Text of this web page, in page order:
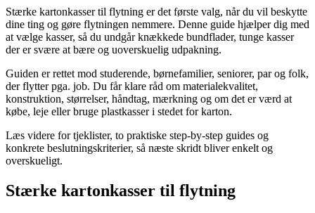
Stærke kartonkasser til flytning er det første valg, når du vil beskytte
dine ting og gøre flytningen nemmere. Denne guide hjælper dig med
at vælge kasser, så du undgår knækkede bundflader, tunge kasser
der er svære at bære og uoverskuelig udpakning.
Guiden er rettet mod studerende, børnefamilier, seniorer, par og folk,
der flytter pga. job. Du får klare råd om materialekvalitet,
konstruktion, størrelser, håndtag, mærkning og om det er værd at
købe, leje eller bruge plastkasser i stedet for karton.
Læs videre for tjeklister, to praktiske step-by-step guides og
konkrete beslutningskriterier, så næste skridt bliver enkelt og
overskueligt.
Stærke kartonkasser til flytning